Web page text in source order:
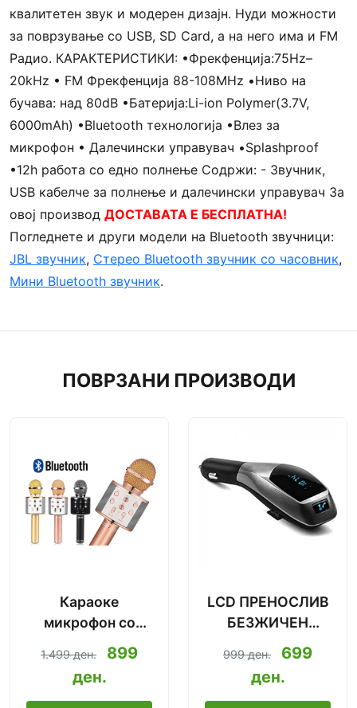
квалитетен звук и модерен дизајн. Нуди можности
за поврзување со USB, SD Card, а на него има и FM
Радио. КАРАКТЕРИСТИКИ: •Фрекфенција:75Hz–
20kHz • FM Фрекфенција 88-108MHz •Ниво на
бучава: над 80dB •Батерија:Li-ion Polymer(3.7V,
6000mAh) •Bluetooth технологија •Влез за
микрофон • Далечински управувач •Splashproof
•12h работа со едно полнење Содржи: - Звучник,
USB кабелче за полнење и далечински управувач За
овој производ ДОСТАВАТА Е БЕСПЛАТНА!
Погледнете и други модели на Bluetooth звучници:
JBL звучник, Стерео Bluetooth звучник со часовник,
Мини Bluetooth звучник.
ПОВРЗАНИ ПРОИЗВОДИ
Караоке
микрофон со
Bluetooth
2019.Ново!
1.499 ден.
899
ден.
LCD ПРЕНОСЛИВ
БЕЗЖИЧЕН
МЕДИЈАЛЕН
УРЕД
999 ден.
699
ден.